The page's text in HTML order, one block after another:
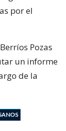
por el
Pozas
un informe
de la